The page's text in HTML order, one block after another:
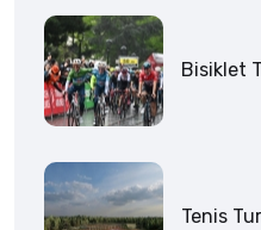
Bisiklet
Tenis